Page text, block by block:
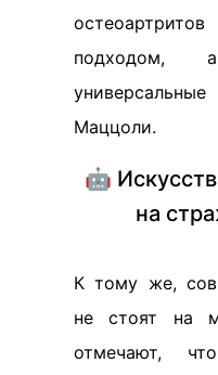
подходом,
Маццоли.
🤖
на
К тому же,
не стоят на
отмечают,